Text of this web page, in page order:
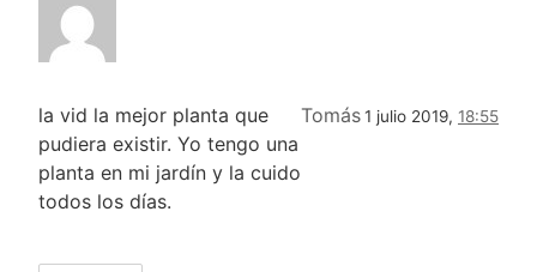
Tomás1 julio 2019, 18:55
la vid la mejor planta que
pudiera existir. Yo tengo una
planta en mi jardín y la cuido
todos los días.